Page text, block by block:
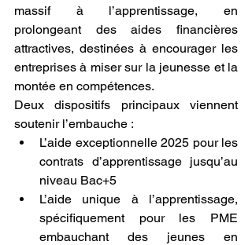
massif à l’apprentissage, en
prolongeant des aides financières
attractives, destinées à encourager les
entreprises à miser sur la jeunesse et la
montée en compétences.
Deux dispositifs principaux viennent
soutenir l’embauche :
L’aide exceptionnelle 2025 pour les
contrats d’apprentissage jusqu’au
niveau Bac+5
L’aide unique à l’apprentissage,
spécifiquement pour les PME
embauchant des jeunes en